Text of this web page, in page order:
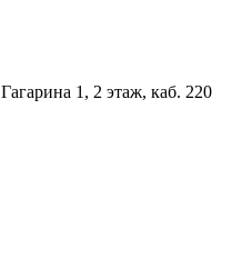
1, 2 этаж, каб. 220